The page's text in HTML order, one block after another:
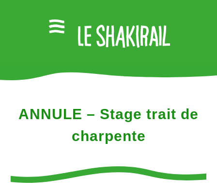
ANNULE – Stage trait de
charpente